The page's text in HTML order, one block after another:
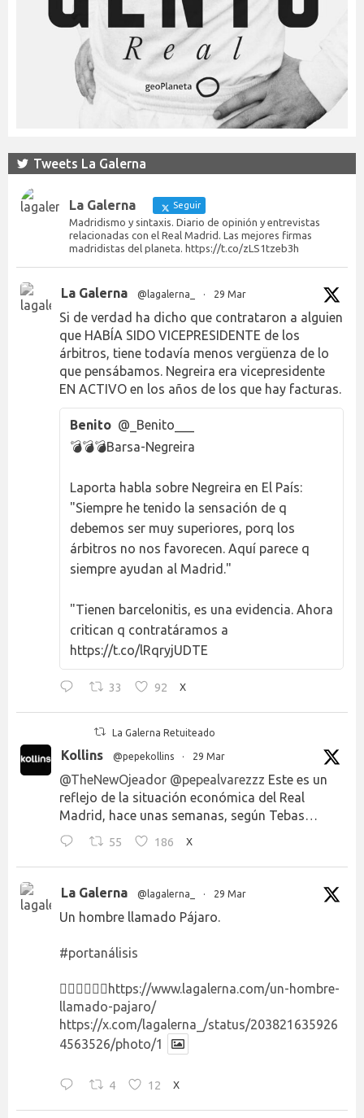
Tweets La Galerna
La Galerna Seguir
Madridismo y sintaxis. Diario de opinión y entrevistas
relacionadas con el Real Madrid. Las mejores firmas
madridistas del planeta. https://t.co/zLS1tzeb3h
La Galerna @lagalerna_ · 29 Mar
Si de verdad ha dicho que contrataron a alguien
que HABÍA SIDO VICEPRESIDENTE de los
árbitros, tiene todavía menos vergüenza de lo
que pensábamos. Negreira era vicepresidente
EN ACTIVO en los años de los que hay facturas.
Benito @_Benito___
💣💣💣Barsa-Negreira
Laporta habla sobre Negreira en El País:
"Siempre he tenido la sensación de q
debemos ser muy superiores, porq los
árbitros no nos favorecen. Aquí parece q
siempre ayudan al Madrid."
"Tienen barcelonitis, es una evidencia. Ahora
critican q contratáramos a
https://t.co/lRqryjUDTE
33 92 X
La Galerna Retuiteado
Kollins @pepekollins · 29 Mar
@TheNewOjeador @pepealvarezzz Este es un
reflejo de la situación económica del Real
Madrid, hace unas semanas, según Tebas…
55 186 X
La Galerna @lagalerna_ · 29 Mar
Un hombre llamado Pájaro.
#portanálisis
👉🏻👉🏻👉🏻 https://www.lagalerna.com/un-hombre-
llamado-pajaro/
https://x.com/lagalerna_/status/203821635926
4563526/photo/1
4 12 X